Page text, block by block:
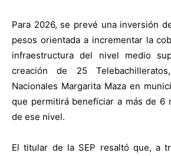
Para 2026, se prevé una inversión
pesos orientada a incrementar la
infraestructura del nivel medio
creación de 25
Nacionales Margarita Maza en
que permitirá beneficiar a más de 6
de ese nivel.
El titular de la SEP resaltó que, a